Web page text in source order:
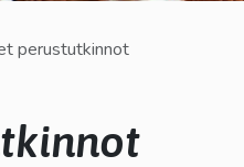
perustutkinnot